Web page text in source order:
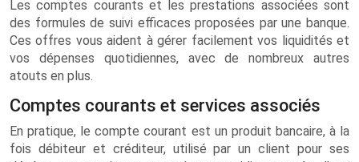
Les comptes courants et les prestations associées sont
des formules de suivi efficaces proposées par une banque.
Ces offres vous aident à gérer facilement vos liquidités et
vos dépenses quotidiennes, avec de nombreux autres
atouts en plus.
Comptes courants et services associés
En pratique, le compte courant est un produit bancaire, à la
fois débiteur et créditeur, utilisé par un client pour ses